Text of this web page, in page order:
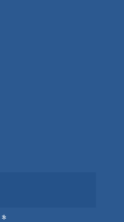
*